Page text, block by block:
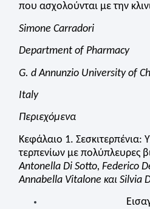
που ασχολούνται με την
Simone Carradori
Department of Pharmacy
G. d Annunzio University of
Italy
Περιεχόμενα
Κεφάλαιο 1. Σεσκιτερπένια:
τερπενίων με πολύπλευρες
Antonella Di Sotto, Federico
Annabella Vitalone και Silvia